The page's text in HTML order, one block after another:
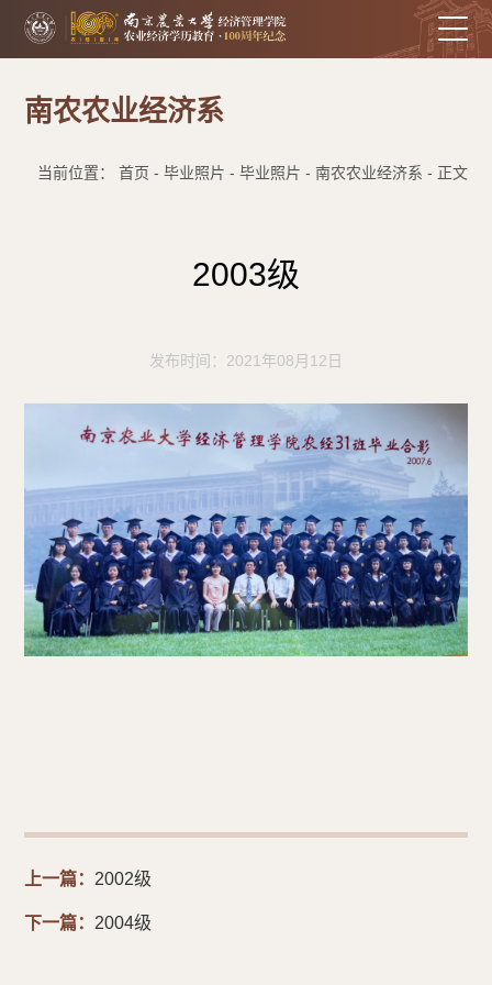
南农农业经济系
当前位置： 首页 - 毕业照片 - 毕业照片 - 南农农业经济系 - 正文
2003级
发布时间：2021年08月12日
上一篇： 2002级
下一篇： 2004级